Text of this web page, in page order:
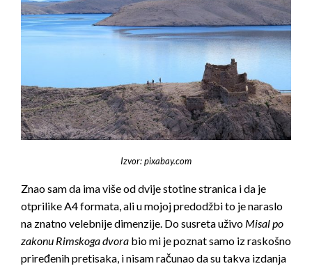
Izvor: pixabay.com
Znao sam da ima više od dvije stotine stranica i da je
otprilike A4 formata, ali u mojoj predodžbi to je naraslo
na znatno velebnije dimenzije. Do susreta uživo Misal po
zakonu Rimskoga dvora bio mi je poznat samo iz raskošno
priređenih pretisaka, i nisam računao da su takva izdanja